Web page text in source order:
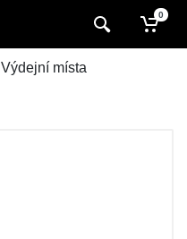
0
Výdejní místa